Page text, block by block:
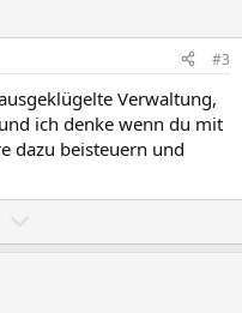
t
v
e
S
i
m
#3
Verwaltung,
ich denke wenn du mit
dazu beisteuern und
e